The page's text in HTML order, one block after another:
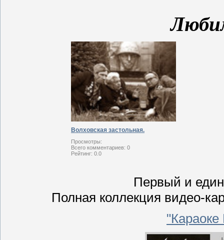
Волховская застольная.
Просмотры:
Всего комментариев: 0
Рейтинг: 0.0
Первый и
Полная коллекция видео-
"Караоке